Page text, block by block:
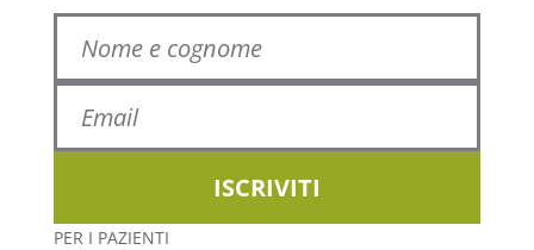
ISCRIVITI
PER I PAZIENTI